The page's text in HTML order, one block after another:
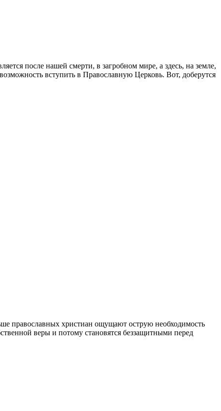
после нашей смерти, в загробном мире, а здесь, на земле,
вступить в Православную Церковь. Вот, доберутся
православных христиан ощущают острую необходимость
веры и потому становятся беззащитными перед